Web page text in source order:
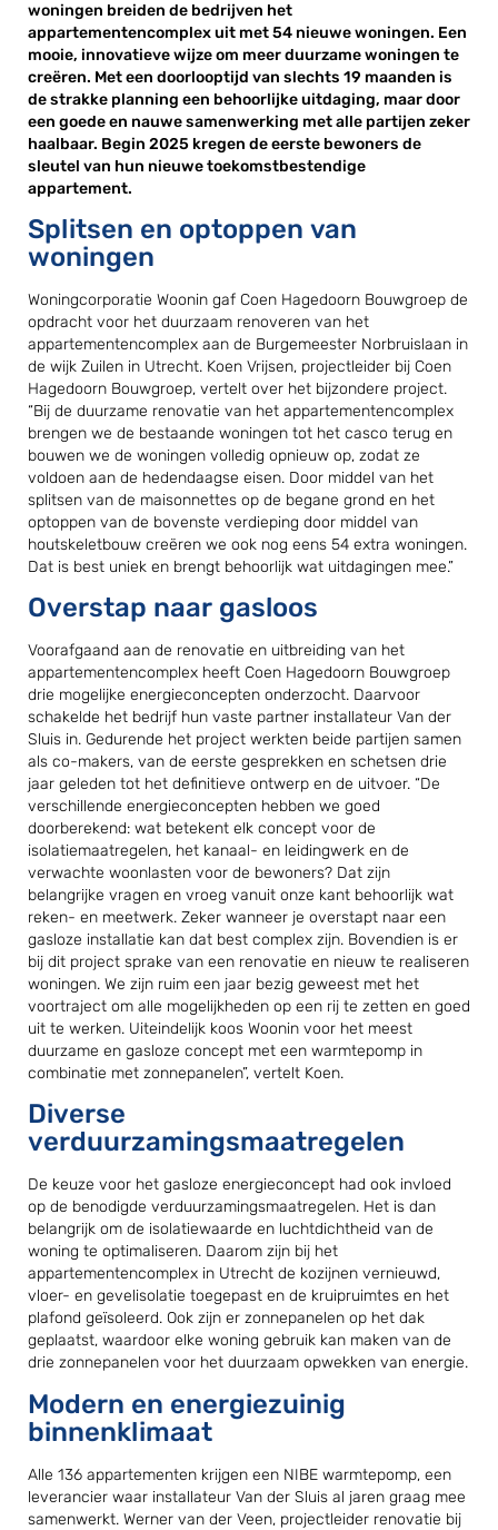
woningen breiden de bedrijven het
appartementencomplex uit met 54 nieuwe woningen. Een
mooie, innovatieve wijze om meer duurzame woningen te
creëren. Met een doorlooptijd van slechts 19 maanden is
de strakke planning een behoorlijke uitdaging, maar door
een goede en nauwe samenwerking met alle partijen zeker
haalbaar. Begin 2025 kregen de eerste bewoners de
sleutel van hun nieuwe toekomstbestendige
appartement.
Splitsen en optoppen van
woningen
Woningcorporatie Woonin gaf Coen Hagedoorn Bouwgroep de
opdracht voor het duurzaam renoveren van het
appartementencomplex aan de Burgemeester Norbruislaan in
de wijk Zuilen in Utrecht. Koen Vrijsen, projectleider bij Coen
Hagedoorn Bouwgroep, vertelt over het bijzondere project.
“Bij de duurzame renovatie van het appartementencomplex
brengen we de bestaande woningen tot het casco terug en
bouwen we de woningen volledig opnieuw op, zodat ze
voldoen aan de hedendaagse eisen. Door middel van het
splitsen van de maisonnettes op de begane grond en het
optoppen van de bovenste verdieping door middel van
houtskeletbouw creëren we ook nog eens 54 extra woningen.
Dat is best uniek en brengt behoorlijk wat uitdagingen mee.”
Overstap naar gasloos
Voorafgaand aan de renovatie en uitbreiding van het
appartementencomplex heeft Coen Hagedoorn Bouwgroep
drie mogelijke energieconcepten onderzocht. Daarvoor
schakelde het bedrijf hun vaste partner installateur Van der
Sluis in. Gedurende het project werkten beide partijen samen
als co-makers, van de eerste gesprekken en schetsen drie
jaar geleden tot het definitieve ontwerp en de uitvoer. “De
verschillende energieconcepten hebben we goed
doorberekend: wat betekent elk concept voor de
isolatiemaatregelen, het kanaal- en leidingwerk en de
verwachte woonlasten voor de bewoners? Dat zijn
belangrijke vragen en vroeg vanuit onze kant behoorlijk wat
reken- en meetwerk. Zeker wanneer je overstapt naar een
gasloze installatie kan dat best complex zijn. Bovendien is er
bij dit project sprake van een renovatie en nieuw te realiseren
woningen. We zijn ruim een jaar bezig geweest met het
voortraject om alle mogelijkheden op een rij te zetten en goed
uit te werken. Uiteindelijk koos Woonin voor het meest
duurzame en gasloze concept met een warmtepomp in
combinatie met zonnepanelen”, vertelt Koen.
Diverse
verduurzamingsmaatregelen
De keuze voor het gasloze energieconcept had ook invloed
op de benodigde verduurzamingsmaatregelen. Het is dan
belangrijk om de isolatiewaarde en luchtdichtheid van de
woning te optimaliseren. Daarom zijn bij het
appartementencomplex in Utrecht de kozijnen vernieuwd,
vloer- en gevelisolatie toegepast en de kruipruimtes en het
plafond geïsoleerd. Ook zijn er zonnepanelen op het dak
geplaatst, waardoor elke woning gebruik kan maken van de
drie zonnepanelen voor het duurzaam opwekken van energie.
Modern en energiezuinig
binnenklimaat
Alle 136 appartementen krijgen een NIBE warmtepomp, een
leverancier waar installateur Van der Sluis al jaren graag mee
samenwerkt. Werner van der Veen, projectleider renovatie bij